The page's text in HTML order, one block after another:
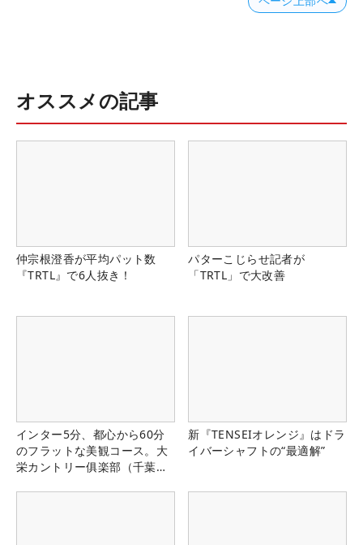
オススメの記事
仲宗根澄香が平均パット数
『TRTL』で6人抜き！
パターこじらせ記者が
「TRTL」で大改善
インター5分、都心から60分
のフラットな美観コース。大
栄カントリー俱楽部（千葉
新『TENSEIオレンジ』はドラ
イバーシャフトの“最適解”